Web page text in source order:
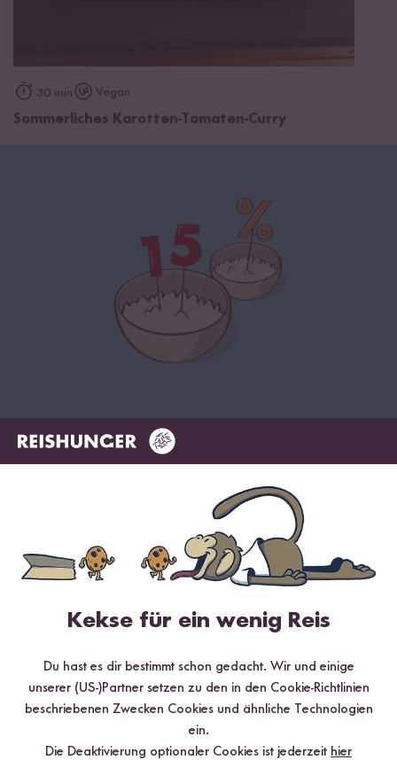
30 min Vegan
Sommerliches Karotten-Tomaten-Curry
Jetzt zum Newsletter anmelden
Sichere dir bis zu15 % Willkommensrabatt*auf deine
erste Bestellung. Hierbei gilt: Je voller dein Warenkorb, desto
höher dein Rabatt.
€/CHF
Kekse für ein wenig Reis
Du hast es dir bestimmt schon gedacht. Wir und einige
unserer (US-)Partner setzen zu den in den Cookie-Richtlinien
beschriebenen Zwecken Cookies und ähnliche Technologien
ein.
Die Deaktivierung optionaler Cookies ist jederzeit hier